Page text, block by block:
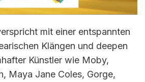
mit einer entspannten
Klängen und deepen
Künstler wie Moby,
Maya Jane Coles, Gorge,